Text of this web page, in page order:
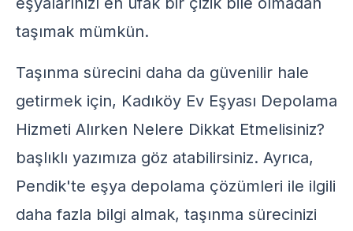
taşımak mümkün.
Taşınma sürecini daha da güvenilir hale
getirmek için, Kadıköy Ev Eşyası Depolama
Hizmeti Alırken Nelere Dikkat Etmelisiniz?
başlıklı yazımıza göz atabilirsiniz. Ayrıca,
Pendik'te eşya depolama çözümleri ile ilgili
daha fazla bilgi almak, taşınma sürecinizi